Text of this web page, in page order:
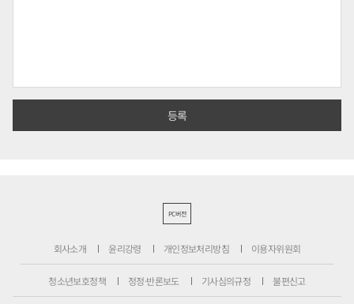
PC버전
회사소개 윤리강령 개인정보처리방침 이용자위원회
청소년보호정책 정정·반론보도 기사심의규정 불편신고